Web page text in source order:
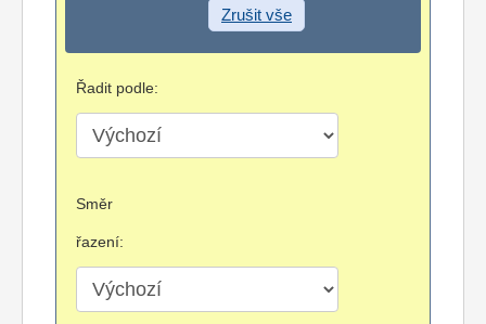
Zrušit vše
Řadit podle:
Směr
řazení: